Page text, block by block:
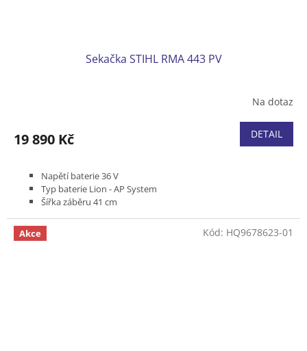
Sekačka STIHL RMA 443 PV
Na dotaz
19 890 Kč DETAIL
Napětí baterie 36 V
Typ baterie Lion - AP System
Šířka záběru 41 cm
Podvozek plast
Koš plastový 52 l
Akce Kód: HQ9678623-01